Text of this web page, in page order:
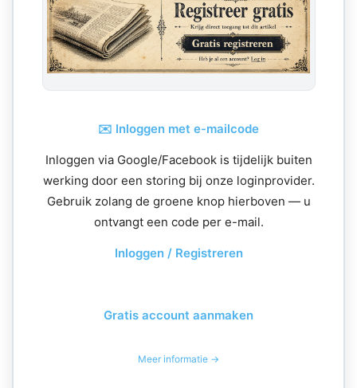
✉️ Inloggen met e-mailcode
Inloggen via Google/Facebook is tijdelijk buiten
werking door een storing bij onze loginprovider.
Gebruik zolang de groene knop hierboven — u
ontvangt een code per e-mail.
Inloggen / Registreren
Gratis account aanmaken
Meer informatie →